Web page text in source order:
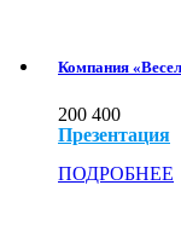
Компания
200 400
Презентация
ПОДРОБНЕЕ